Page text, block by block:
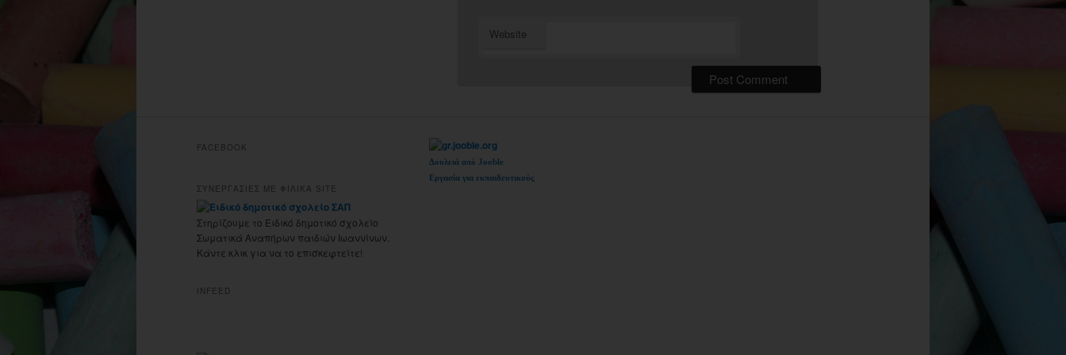
Website
FACEBOOK
ΣΥΝΕΡΓΑΣΙΕΣ ΜΕ ΦΙΛΙΚΑ SITE
Στηρίζουμε το Ειδικό δημοτικό σχολείο
Σωματικά Αναπήρων παιδιών Ιωαννίνων.
Κάντε κλικ για να το επισκεφτείτε!
INFEED
Δουλειά από Jooble
Εργασία για εκπαιδευτικούς